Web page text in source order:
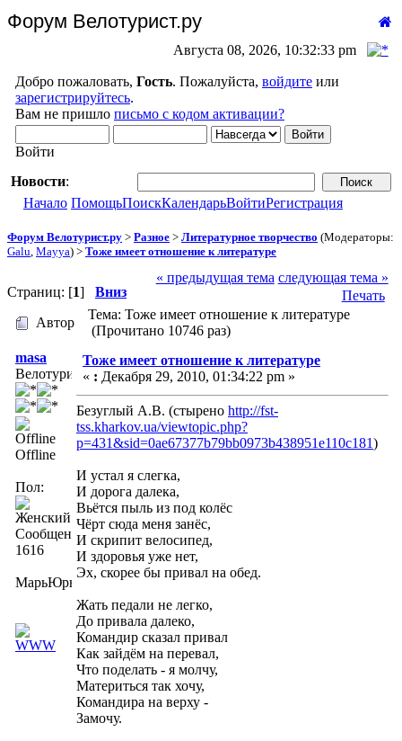
Форум Велотурист.ру
Августа 08, 2026, 10:32:33 pm
Добро пожаловать, Гость. Пожалуйста, войдите или
зарегистрируйтесь.
Вам не пришло письмо с кодом активации?
Войти
Новости:
Начало ПомощьПоискКалендарьВойтиРегистрация
Форум Велотурист.ру > Разное > Литературное творчество (Модераторы:
Galu Mayya) > Тоже имеет отношение к литературе
Страниц: [1] Вниз
« предыдущая тема следующая тема »
Печать
Автор
Тема: Тоже имеет отношение к литературе
(Прочитано 10746 раз)
masa
Велотурист
Offline
Пол:
Сообщений:
1616
МарьЮрьна
Тоже имеет отношение к литературе
« : Декабря 29, 2010, 01:34:22 pm »
Безуглый А.В. (стырено http://fst-
tss.kharkov.ua/viewtopic.php?
p=431&sid=0ae67377b79bb0973b438951e110c181)
И устал я слегка,
И дорога далека,
Вьётся пыль из под колёс
Чёрт сюда меня занёс,
И скрипит велосипед,
И здоровья уже нет,
Эх, скорее бы привал на обед.
Жать педали не легко,
До привала далеко,
Командир сказал привал
Как зайдём на перевал,
Что поделать - я молчу,
Материться так хочу,
Командира на верху -
Замочу.